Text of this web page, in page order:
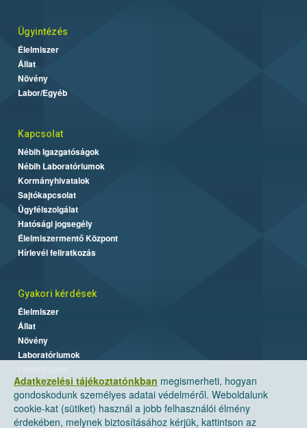
Adatkezelési tájékoztatónkban megismerheti, hogyan
gondoskodunk személyes adatai védelméről. Weboldalunk
cookie-kat (sütiket) használ a jobb felhasználói élmény
érdekében, melynek biztosításához kérjük, kattintson az
Ügyintézés
Élelmiszer
Állat
Növény
Labor/Egyéb
Kapcsolat
Nébih Igazgatóságok
Nébih Laboratóriumok
Kormányhivatalok
Sajtókapcsolat
Ügyfélszolgálat
Hatósági jogsegély
Élelmiszermentő Központ
Hírlevél feliratkozás
Gyakori kérdések
Élelmiszer
Állat
Növény
Laboratóriumok